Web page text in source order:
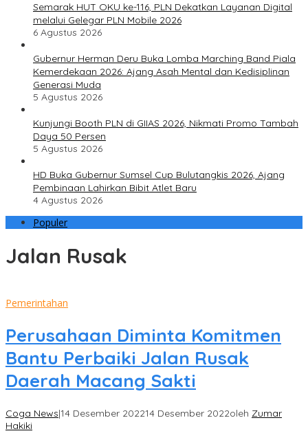
Semarak HUT OKU ke-116, PLN Dekatkan Layanan Digital
melalui Gelegar PLN Mobile 2026
6 Agustus 2026
Gubernur Herman Deru Buka Lomba Marching Band Piala
Kemerdekaan 2026: Ajang Asah Mental dan Kedisiplinan
Generasi Muda
5 Agustus 2026
Kunjungi Booth PLN di GIIAS 2026, Nikmati Promo Tambah
Daya 50 Persen
5 Agustus 2026
HD Buka Gubernur Sumsel Cup Bulutangkis 2026, Ajang
Pembinaan Lahirkan Bibit Atlet Baru
4 Agustus 2026
Populer
Jalan Rusak
Pemerintahan
Perusahaan Diminta Komitmen
Bantu Perbaiki Jalan Rusak
Daerah Macang Sakti
Coga News|14 Desember 202214 Desember 2022oleh Zumar
Hakiki